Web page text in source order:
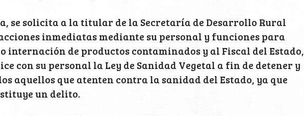
se solicita a la titular de la Secretaría de Desarrollo Rural
inmediatas mediante su personal y funciones para
internación de productos contaminados y al Fiscal del Estado,
con su personal la Ley de Sanidad Vegetal a fin de detener y
aquellos que atenten contra la sanidad del Estado, ya que
un delito.